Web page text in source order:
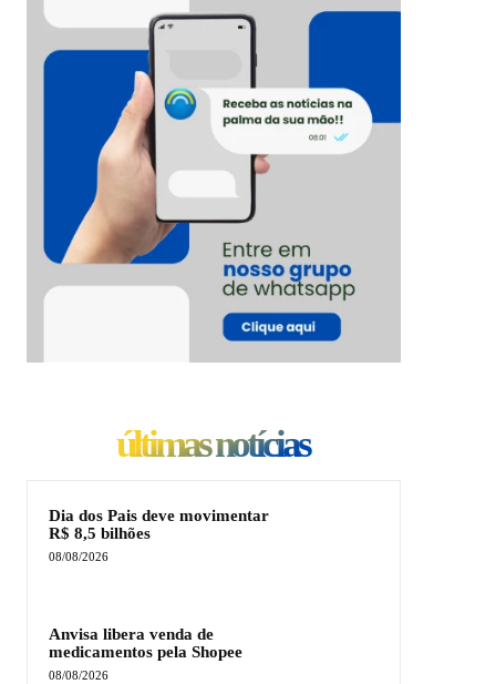
últimas notícias
Dia dos Pais deve movimentar
R$ 8,5 bilhões
08/08/2026
Anvisa libera venda de
medicamentos pela Shopee
08/08/2026